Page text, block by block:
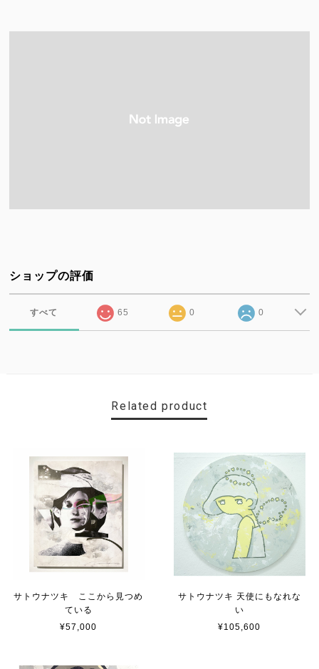
ショップの評価
すべて 65 0 0
Related product
サトウナツキ ここから見つめ
ている
¥57,000
サトウナツキ 天使にもなれな
い
¥105,600